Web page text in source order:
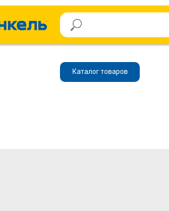
Каталог товаров